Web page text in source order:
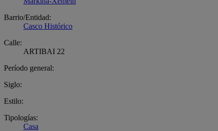
Barrio/Entidad:
Casco Histórico
Calle:
ARTIBAI 22
Período general:
Siglo:
Estilo:
Tipologías:
Casa